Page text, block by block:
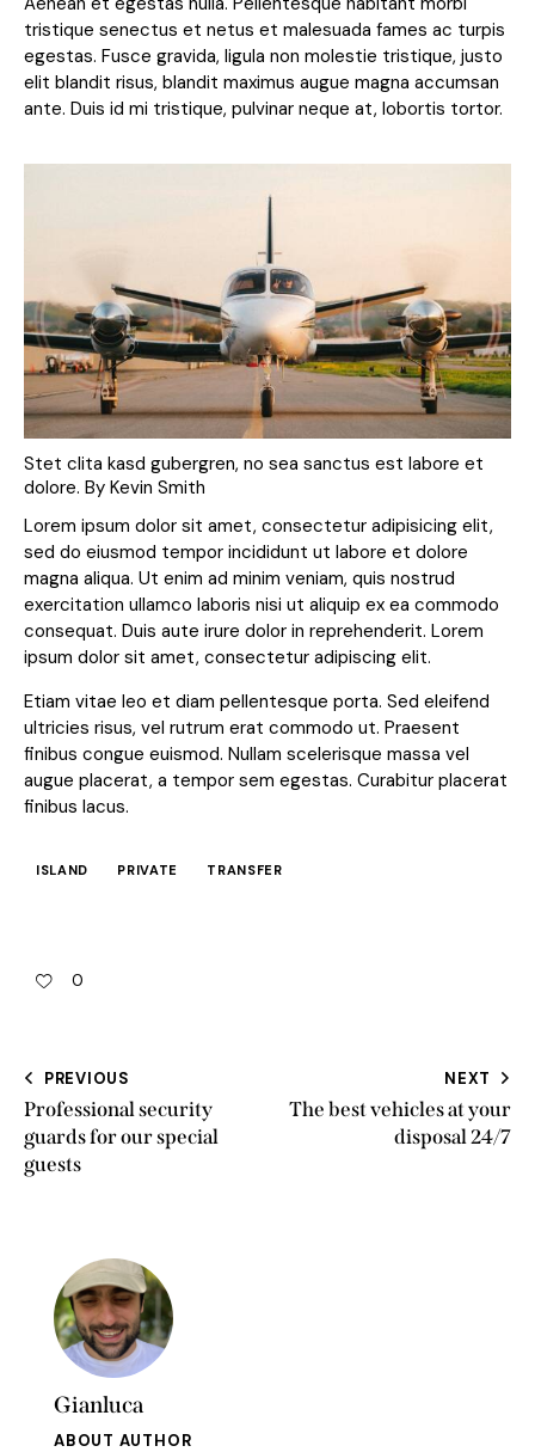
tristique senectus et netus et malesuada fames ac turpis
egestas. Fusce gravida, ligula non molestie tristique, justo
elit blandit risus, blandit maximus augue magna accumsan
ante. Duis id mi tristique, pulvinar neque at, lobortis tortor.
Stet clita kasd gubergren, no sea sanctus est labore et
dolore. By Kevin Smith
Lorem ipsum dolor sit amet, consectetur adipisicing elit,
sed do eiusmod tempor incididunt ut labore et dolore
magna aliqua. Ut enim ad minim veniam, quis nostrud
exercitation ullamco laboris nisi ut aliquip ex ea commodo
consequat. Duis aute irure dolor in reprehenderit. Lorem
ipsum dolor sit amet, consectetur adipiscing elit.
Etiam vitae leo et diam pellentesque porta. Sed eleifend
ultricies risus, vel rutrum erat commodo ut. Praesent
finibus congue euismod. Nullam scelerisque massa vel
augue placerat, a tempor sem egestas. Curabitur placerat
finibus lacus.
ISLAND PRIVATE TRANSFER
0
PREVIOUS
Professional security
guards for our special
guests
NEXT
The best vehicles at your
disposal 24/7
Gianluca
ABOUT AUTHOR